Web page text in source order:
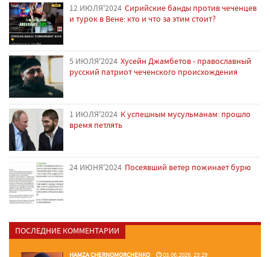
12 ИЮЛЯ'2024 Сирийские банды против чеченцев
и турок в Вене: кто и что за этим стоит?
5 ИЮЛЯ'2024 Хусейн Джамбетов - православный
русский патриот чеченского происхождения
1 ИЮЛЯ'2024 К успешным мусульманам: прошло
время петлять
24 ИЮНЯ'2024 Посеявший ветер пожинает бурю
ПОСЛЕДНИЕ КОММЕНТАРИИ
HAMZA CHERNOMORCHENKO 03.06.2026, 23:29